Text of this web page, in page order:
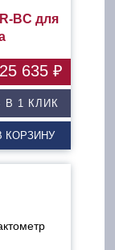
BC для
В 1 КЛИК
КОРЗИНУ
25 635 ₽